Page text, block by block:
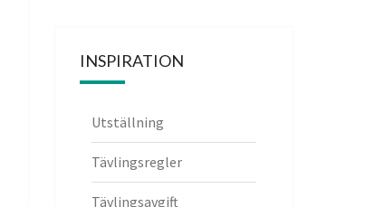
INSPIRATION
Utställning
Tävlingsregler
Tävlingsavgift